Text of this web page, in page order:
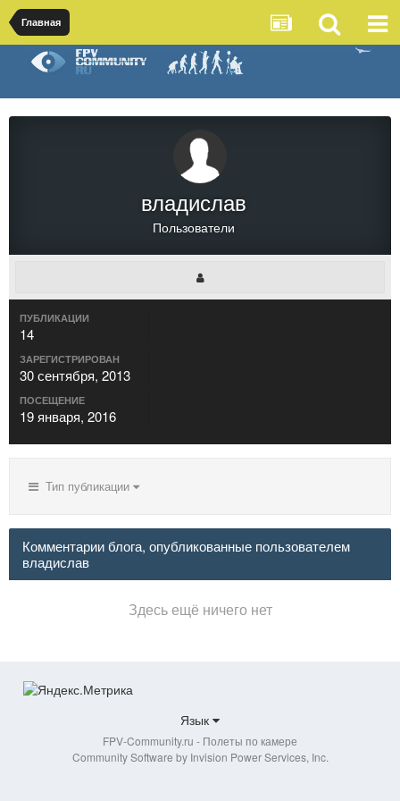
Главная
владислав
Пользователи
ПУБЛИКАЦИИ
14
ЗАРЕГИСТРИРОВАН
30 сентября, 2013
ПОСЕЩЕНИЕ
19 января, 2016
Тип публикации
Комментарии блога, опубликованные пользователем
владислав
Здесь ещё ничего нет
Язык
FPV-Community.ru - Полеты по камере
Community Software by Invision Power Services, Inc.